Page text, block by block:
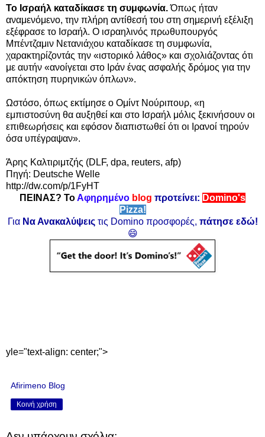
Το Ισραήλ καταδίκασε τη συμφωνία.Όπως ήταν
αναμενόμενο, την πλήρη αντίθεσή του στη σημερινή εξέλιξη
εξέφρασε το Ισραήλ. Ο ισραηλινός πρωθυπουργός
Μπέντζαμιν Νετανιάχου καταδίκασε τη συμφωνία,
χαρακτηρίζοντάς την «ιστορικό λάθος» και σχολιάζοντας ότι
με αυτήν «ανοίγεται στο Ιράν ένας ασφαλής δρόμος για την
απόκτηση πυρηνικών όπλων».
Ωστόσο, όπως εκτίμησε ο Ομίντ Νούριπουρ, «η
εμπιστοσύνη θα αυξηθεί και στο Ισραήλ μόλις ξεκινήσουν οι
επιθεωρήσεις και εφόσον διαπιστωθεί ότι οι Ιρανοί τηρούν
όσα υπέγραψαν».
Άρης Καλτιριμτζής (DLF, dpa, reuters, afp)
Πηγή: Deutsche Welle
http://dw.com/p/1FyHT
ΠΕΙΝΑΣ? ΤοΑφηρημένο blog προτείνει: Domino's
Pizza!
Για Να Ανακαλύψειςτις Domino προσφορές, πάτησε εδώ!
😄
yle="text-align: center;">
Afirimeno Blog
Κοινή χρήση